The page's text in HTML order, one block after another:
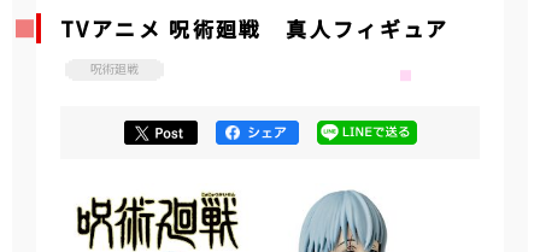
TVアニメ 呪術廻戦 真人フィギュア
呪術廻戦